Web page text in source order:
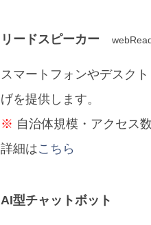
リードスピーカー
スマートフォンやデスク
げを提供します。
※ 自治体規模・アクセス
詳細はこちら
AI型チャットボット